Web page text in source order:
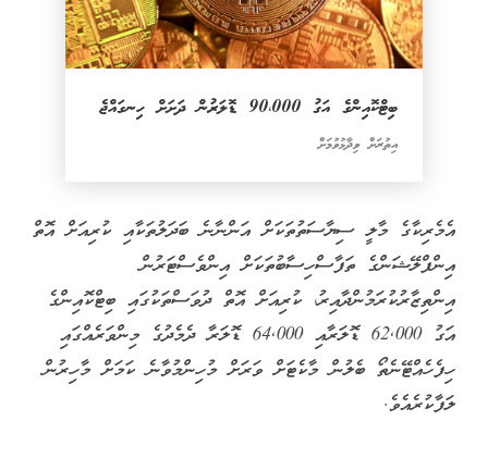
ބިޓްކޮއިންގެ އަގު 90،000 ޑޮލަރުން ދަށަށް ހިނގައްޖެ
އިތުރަށް ވިދާޅުވުމަށް
އެމެރިކާގެ މާލީ ސިޔާސަތުތަކަށް އަންނާނެ ބަދަލުތަކާއި ކުރިއަށް އޮތް
އިންފްލޭޝަންގެ ތަފާސްހިސާބުތަކަށް އިންވެސްޓަރުން
އިންތިޒާރުކުރަމުންދާއިރު، ކުރިއަށް އޮތް ދުވަސްތަކުގައި ބިޓްކޮއިންގެ
އަގު 62,000 ޑޮލަރާއި 64,000 ޑޮލަރާ ދެމެދުގެ މިންވަރެއްގައި
ހިފެހެއްޓޭނެތޯ ބެލުން މާކެޓަށް ވަރަށް މުހިންމުވާނެ ކަމަށް މާހިރުން
ލަފާކުރެއެވެ.